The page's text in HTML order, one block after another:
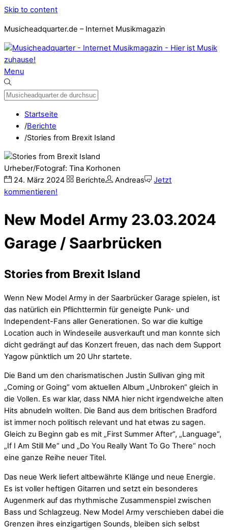
Skip to content
Musicheadquarter.de – Internet Musikmagazin
Menu
Startseite
/Berichte
/Stories from Brexit Island
Urheber/Fotograf: Tina Korhonen
24. März 2024 Berichte Andreas
Jetzt
kommentieren!
New Model Army 23.03.2024
Garage / Saarbrücken
Stories from Brexit Island
Wenn New Model Army in der Saarbrücker Garage spielen, ist
das natürlich ein Pflichttermin für geneigte Punk- und
Independent-Fans aller Generationen. So war die kultige
Location auch in Windeseile ausverkauft und man konnte sich
dicht gedrängt auf das Konzert freuen, das nach dem Support
Yagow pünktlich um 20 Uhr startete.
Die Band um den charismatischen Justin Sullivan ging mit
„Coming or Going“ vom aktuellen Album „Unbroken“ gleich in
die Vollen. Es war klar, dass NMA hier nicht irgendwelche alten
Hits abnudeln wollten. Die Band aus dem britischen Bradford
ist immer noch politisch relevant und hat etwas zu sagen.
Gleich zu Beginn gab es mit „First Summer After“, „Language“,
„If I Am Still Me“ und „Do You Really Want To Go There“ noch
eine ganze Reihe neuer Titel.
Das neue Werk liefert altbewährte Klänge und neue Energie.
Es ist voller heftigen Gitarren und setzt ein besonderes
Augenmerk auf das rhythmische Zusammenspiel zwischen
Bass und Schlagzeug. New Model Army verschieben dabei die
Grenzen ihres einzigartigen Sounds, bleiben sich selbst